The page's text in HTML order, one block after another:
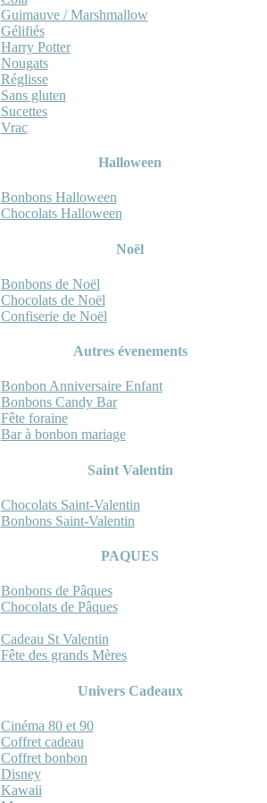
Guimauve / Marshmallow
Gélifiés
Harry Potter
Nougats
Réglisse
Sans gluten
Sucettes
Vrac
Halloween
Bonbons Halloween
Chocolats Halloween
Noël
Bonbons de Noël
Chocolats de Noël
Confiserie de Noël
Autres évenements
Bonbon Anniversaire Enfant
Bonbons Candy Bar
Fête foraine
Bar à bonbon mariage
Saint Valentin
Chocolats Saint-Valentin
Bonbons Saint-Valentin
PAQUES
Bonbons de Pâques
Chocolats de Pâques
Cadeau St Valentin
Fête des grands Mères
Univers Cadeaux
Cinéma 80 et 90
Coffret cadeau
Coffret bonbon
Disney
Kawaii